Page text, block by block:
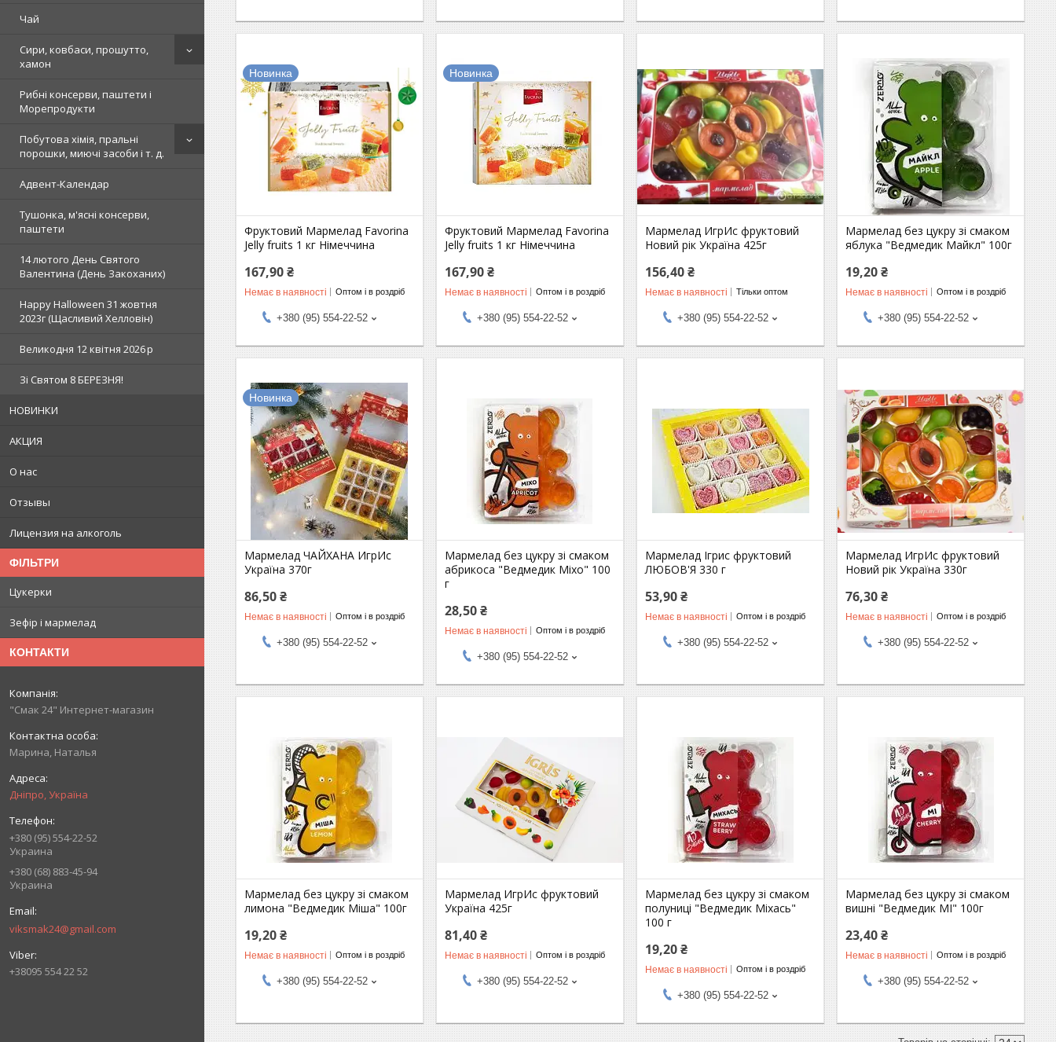
Чай
Сири, ковбаси, прошутто,
хамон
Рибні консерви, паштети і
Морепродукти
Побутова хімія, пральні
порошки, миючі засоби і т. д.
Адвент-Календар
Тушонка, м'ясні консерви,
паштети
14 лютого День Святого
Валентина (День Закоханих)
Happy Halloween 31 жовтня
2023г (Щасливий Хелловін)
Великодня 12 квітня 2026 р
Зi Святом 8 БЕРЕЗНЯ!
НОВИНКИ
АКЦИЯ
О нас
Отзывы
Лицензия на алкоголь
ФІЛЬТРИ
Цукерки
Зефір і мармелад
КОНТАКТИ
"Смак 24" Интернет-магазин
Марина, Наталья
Дніпро, Україна
+380 (95) 554-22-52
Украина
+380 (68) 883-45-94
Украина
viksmak24@gmail.com
+38095 554 22 52
Новинка
Фруктовий Мармелад Favorina
Jelly fruits 1 кг Німеччина
167,90 ₴
Немає в наявності Оптом і в роздріб
+380 (95) 554-22-52
Новинка
Фруктовий Мармелад Favorina
Jelly fruits 1 кг Німеччина
167,90 ₴
Немає в наявності Оптом і в роздріб
+380 (95) 554-22-52
Мармелад ИгрИс фруктовий
Новий рік Україна 425г
156,40 ₴
Немає в наявності Тільки оптом
+380 (95) 554-22-52
Мармелад без цукру зі смаком
яблука "Ведмедик Майкл" 100г
19,20 ₴
Немає в наявності Оптом і в роздріб
+380 (95) 554-22-52
Новинка
Мармелад ЧАЙХАНА ИгрИс
Україна 370г
86,50 ₴
Немає в наявності Оптом і в роздріб
+380 (95) 554-22-52
Мармелад без цукру зі смаком
абрикоса "Ведмедик Mixo" 100
г
28,50 ₴
Немає в наявності Оптом і в роздріб
+380 (95) 554-22-52
Мармелад Ігрис фруктовий
ЛЮБОВ'Я 330 г
53,90 ₴
Немає в наявності Оптом і в роздріб
+380 (95) 554-22-52
Мармелад ИгрИс фруктовий
Новий рік Україна 330г
76,30 ₴
Немає в наявності Оптом і в роздріб
+380 (95) 554-22-52
Мармелад без цукру зі смаком
лимона "Ведмедик Міша" 100г
19,20 ₴
Немає в наявності Оптом і в роздріб
+380 (95) 554-22-52
Мармелад ИгрИс фруктовий
Україна 425г
81,40 ₴
Немає в наявності Оптом і в роздріб
+380 (95) 554-22-52
Мармелад без цукру зі смаком
полуниці "Ведмедик Міхась"
100 г
19,20 ₴
Немає в наявності Оптом і в роздріб
+380 (95) 554-22-52
Мармелад без цукру зі смаком
вишні "Ведмедик MI" 100г
23,40 ₴
Немає в наявності Оптом і в роздріб
+380 (95) 554-22-52